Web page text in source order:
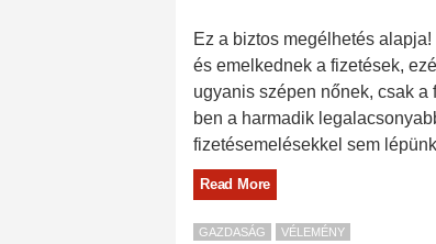
Ez a biztos megélhetés
és emelkednek a fizetések,
ugyanis szépen nőnek, csak
ben a harmadik
fizetésemelésekkel sem lépünk
Read More
GAZDASÁG VÉLEMÉNY